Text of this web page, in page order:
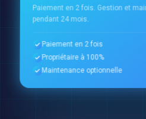
Paiement en 2 fois. Gestion et
pendant 24 mois.
Paiement en 2 fois
Propriétaire à 100%
Maintenance optionnelle